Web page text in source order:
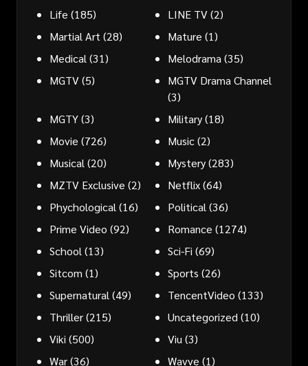
Life (185) LINE TV(2)
Martial Art (28) Mature (1)
Medical (31) Melodrama (35)
MGTV(5)
MGTV Drama Channel
(3)
MGTY(3) Military(18)
Movie (726) Music(2)
Musical (20) Mystery(283)
MZTV Exclusive (2) Netflix(64)
Phychological (16) Political (36)
Prime Video (92) Romance (1274)
School (13) Sci-Fi (69)
Sitcom (1) Sports (26)
Supernatural (49) TencentVideo (133)
Thriller(215) Uncategorized (10)
Viki (500) Viu (3)
War(36) Wavve (1)